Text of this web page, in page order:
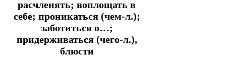
расчленять; воплощать в
себе; проникаться (чем-л.);
заботиться о…;
придерживаться (чего-л.),
блюсти